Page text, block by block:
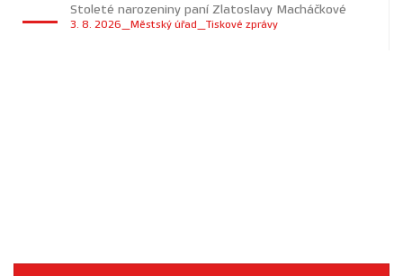
Stoleté narozeniny paní Zlatoslavy Macháčkové
3. 8. 2026_Městský úřad_Tiskové zprávy